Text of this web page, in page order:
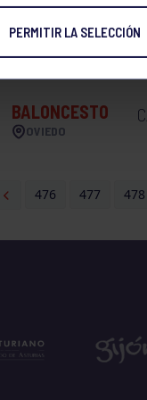
PERMITIR LA SELECCIÓN
BALONCESTO
NAVIA
BALONCESTO
OVIEDO
476 477 478